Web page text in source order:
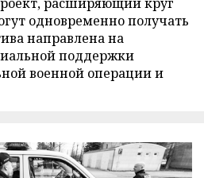
одновременно получать
направлена на
поддержки
военной операции и